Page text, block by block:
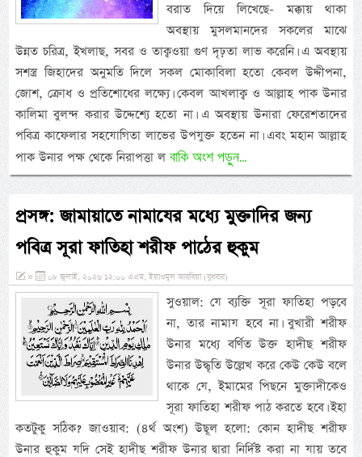
বরাত দিয়ে লিখেছে- মক্কায় থাকা
অবস্থায় মুসলমানদের সকলের মাঝে
উন্নত চরিত্র, ইখলাছ, সবর ও তাক্বওয়া গুণ দৃঢ়তা লাভ করেনি। এ অবস্থায়
সশস্ত্র জিহাদের অনুমতি দিলে সকল মোকাবিলা হতো কেবল উদ্দীপনা,
জোশ, ক্রোধ ও প্রতিশোধের লক্ষ্যে। কেবল আখলাক্ব ও আল্লাহ পাক উনার
কালিমা বুলন্দ করার উদ্দেশ্যে হতো না। এ অবস্থায় উনারা ফেরেশতাদের
পবিত্র কাফেলার সহযোগিতা লাভের উপযুক্ত হতেন না। এবং মহান আল্লাহ
পাক উনার পক্ষ থেকে নিরাপত্তা লবাকি অংশ পড়ুন...
প্রসঙ্গ: জামায়াতে নামাযের মধ্যে মুক্তাদির জন্য
পবিত্র সূরা ফাতিহা শরীফ পাঠের হুকুম
» ০৮ জুলাই, ২০২৬ ১২:০০ এএম, ইয়াওমুল আরবিয়া (বুধবার)
সুওয়াল: যে ব্যক্তি সূরা ফাতিহা পড়বে
না, তার নামায হবে না। বুখারী শরীফ
উনার মধ্যে বর্ণিত উক্ত হাদীছ শরীফ
উনার উদ্ধৃতি উল্লেখ করে কেউ কেউ বলে
থাকে যে, ইমামের পিছনে মুক্তাদীকেও
সূরা ফাতিহা শরীফ পাঠ করতে হবে। ইহা
কতটুকু সঠিক? জাওয়াব: (৪র্থ অংশ) উছূল হলো: কোন হাদীছ শরীফ
উনার হুকুম যদি সেই হাদীছ শরীফ উনার দ্বারা নির্দিষ্ট করা না যায় তবে